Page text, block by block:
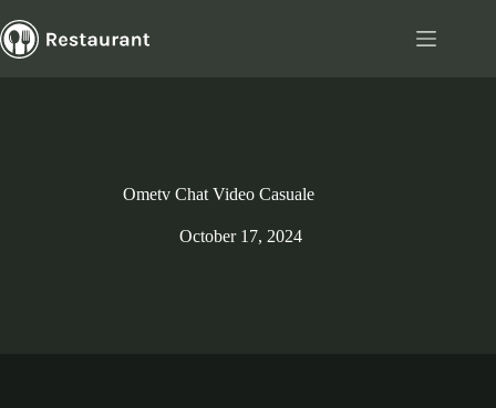
to
content
Ometv Chat Video Casuale
October 17, 2024